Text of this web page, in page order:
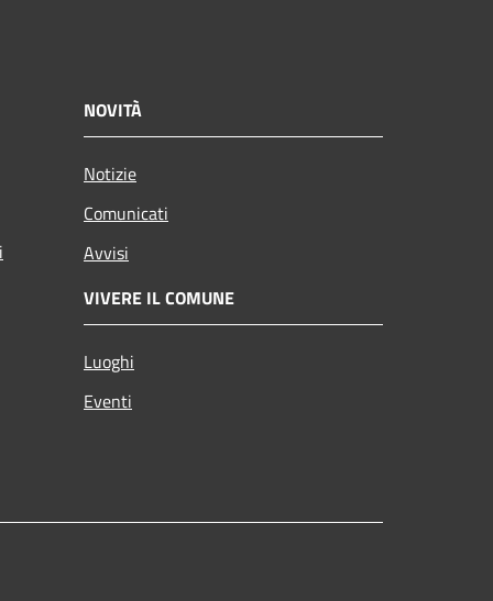
NOVITÀ
Notizie
Comunicati
Avvisi
VIVERE IL COMUNE
Luoghi
Eventi